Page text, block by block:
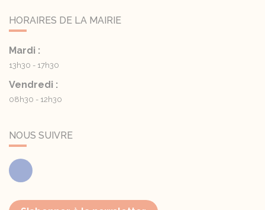
HORAIRES DE LA MAIRIE
Mardi :
13h30 - 17h30
Vendredi :
08h30 - 12h30
NOUS SUIVRE
Facebook